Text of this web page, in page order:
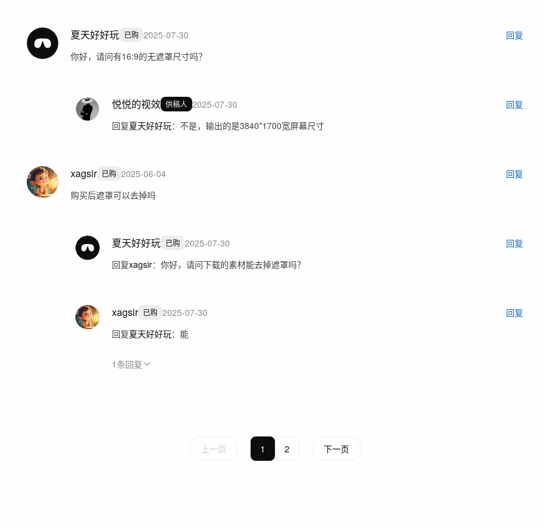
夏天好好玩 已购 2025-07-30
回复
你好，请问有16:9的无遮罩尺寸吗？
悦悦的视效 供稿人 2025-07-30
回复
回复夏天好好玩： 不是，输出的是3840*1700宽屏幕尺寸
xagsir 已购 2025-06-04
回复
购买后遮罩可以去掉吗
夏天好好玩 已购 2025-07-30
回复
回复xagsir： 你好，请问下载的素材能去掉遮罩吗？
xagsir 已购 2025-07-30
回复
回复夏天好好玩： 能
1条回复
上一页 1 2 下一页